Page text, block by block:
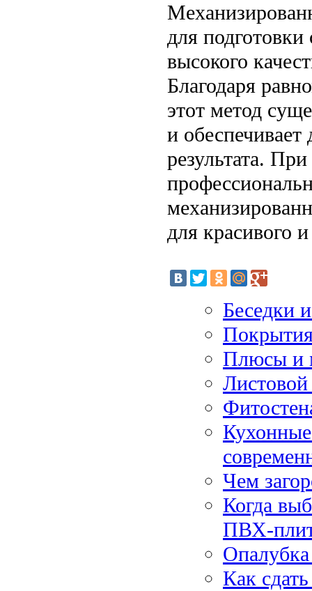
для подготовки
высокого
Благодаря
этот метод
и обеспечивает
результата.
для красивого
Беседки
Плюсы и
Листовой
Чем
Когда
ПВХ-
Опалубка
Как